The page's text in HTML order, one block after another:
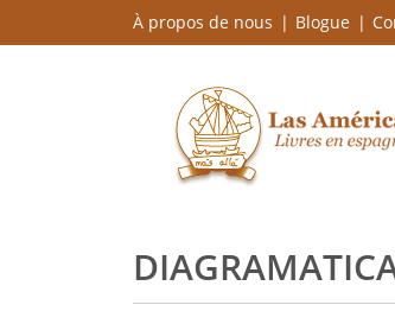
À propos de nous Blogue